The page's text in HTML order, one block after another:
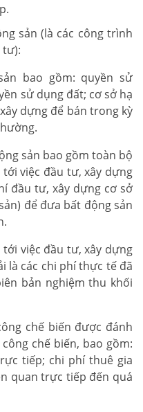
sản (là các công trình
tư):
bao gồm: quyền sử
sử dụng đất; cơ sở hạ
dựng để bán trong kỳ
sản bao gồm toàn bộ
việc đầu tư, xây dựng
đầu tư, xây dựng cơ sở
để đưa bất động sản
việc đầu tư, xây dựng
là các chi phí thực tế đã
bản nghiệm thu khối
chế biến được đánh
chế biến, bao gồm:
tiếp; chi phí thuê gia
quan trực tiếp đến quá